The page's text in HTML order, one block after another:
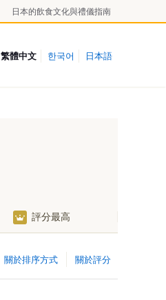
日本的飲食文化與禮儀指南
繁體中文 한국어 日本語
評分最高
關於評分
關於排序方式